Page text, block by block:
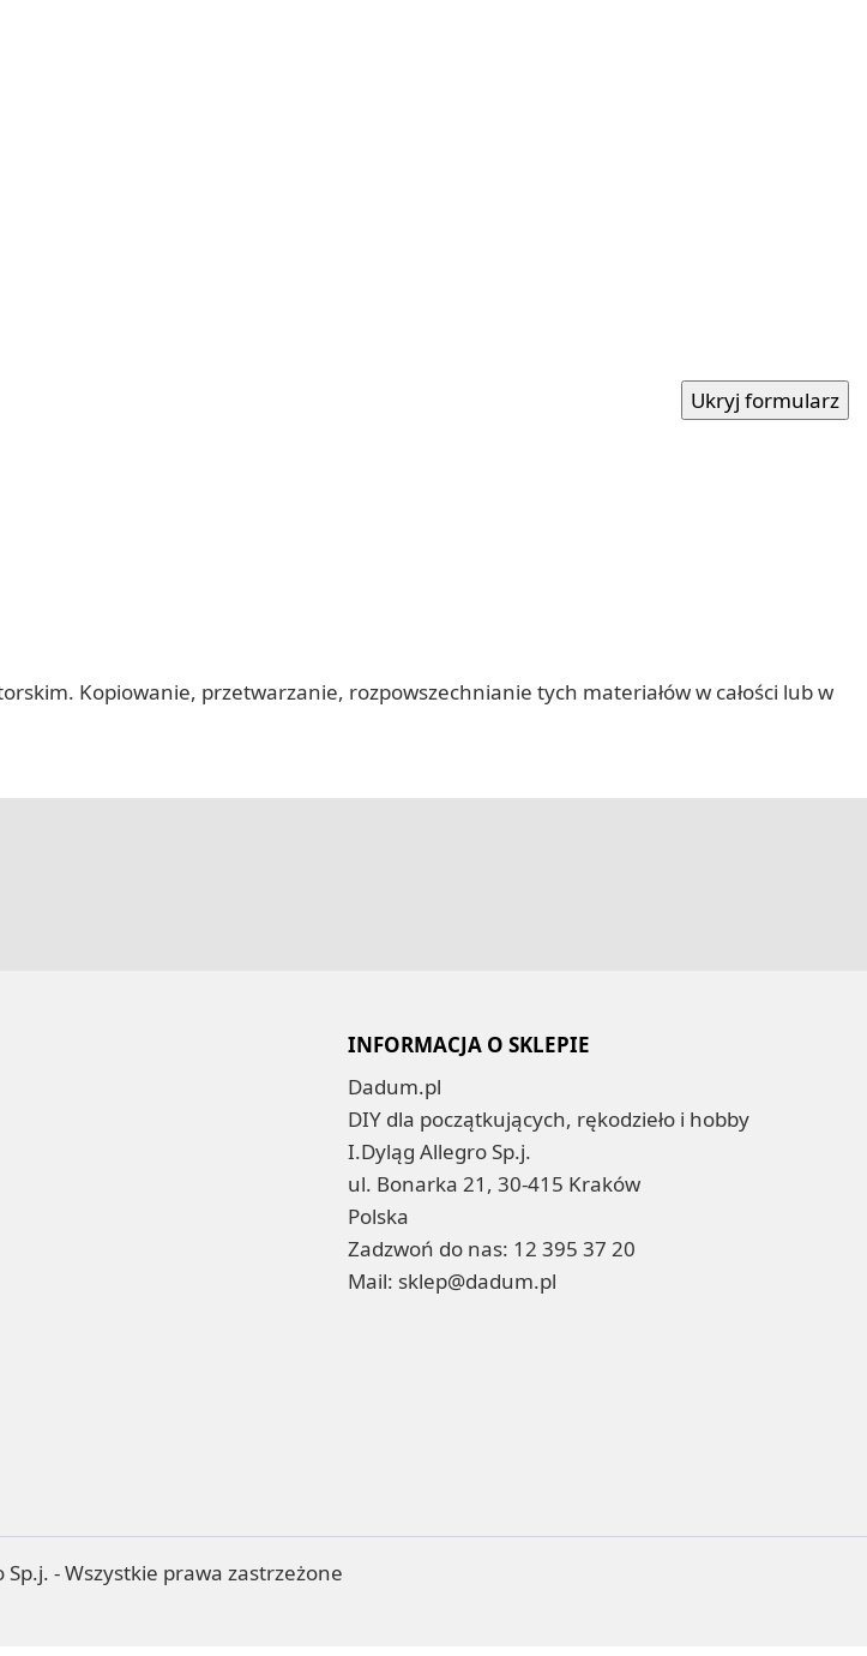
Kopiowanie, przetwarzanie, rozpowszechnianie tych materiałów w całości lub w
INFORMACJA O SKLEPIE
Dadum.pl
DIY dla początkujących, rękodzieło i hobby
I.Dyląg Allegro Sp.j.
ul. Bonarka 21, 30-415 Kraków
Polska
Zadzwoń do nas: 12 395 37 20
Mail: sklep@dadum.pl
- Wszystkie prawa zastrzeżone